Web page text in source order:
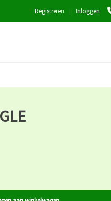
Inloggen
|
Registreren